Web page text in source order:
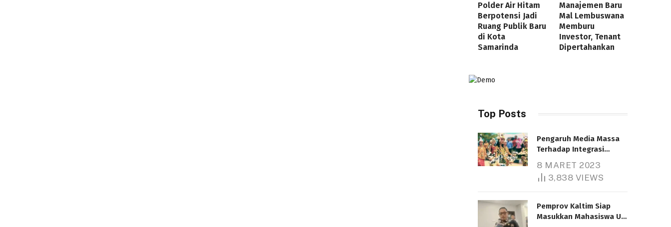
Polder Air Hitam
Berpotensi Jadi
Ruang Publik Baru
di Kota
Samarinda
Manajemen Baru
Mal Lembuswana
Memburu
Investor, Tenant
Dipertahankan
Top Posts
Pengaruh Media Massa
Terhadap Integrasi
8 MARET 2023
3,838 VIEWS
Pemprov Kaltim Siap
Masukkan Mahasiswa UT